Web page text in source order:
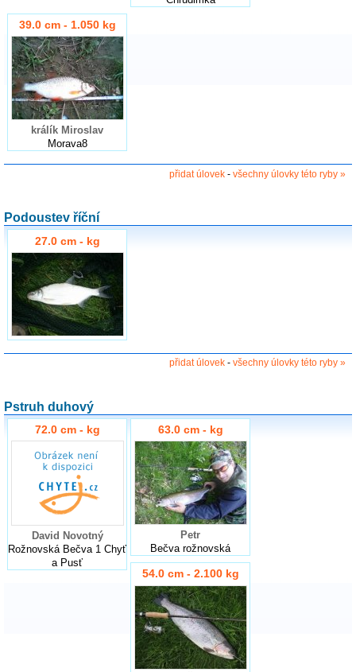
39.0 cm - 1.050 kg
králík Miroslav
Morava8
přidat úlovek - všechny úlovky této ryby »
Podoustev říční
27.0 cm - kg
přidat úlovek - všechny úlovky této ryby »
Pstruh duhový
72.0 cm - kg
David Novotný
Rožnovská Bečva 1 Chyť
a Pusť
63.0 cm - kg
Petr
Bečva rožnovská
54.0 cm - 2.100 kg